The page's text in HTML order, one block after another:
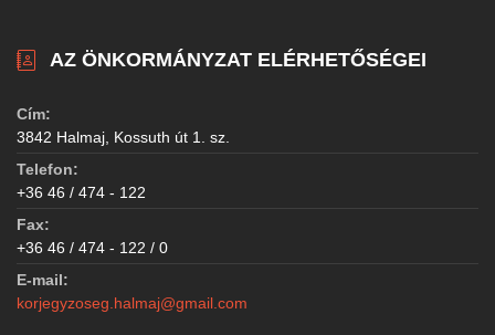
AZ ÖNKORMÁNYZAT ELÉRHETŐSÉGEI
Cím:
3842 Halmaj, Kossuth út 1. sz.
Telefon:
+36 46 / 474 - 122
Fax:
+36 46 / 474 - 122 / 0
E-mail:
korjegyzoseg.halmaj@gmail.com